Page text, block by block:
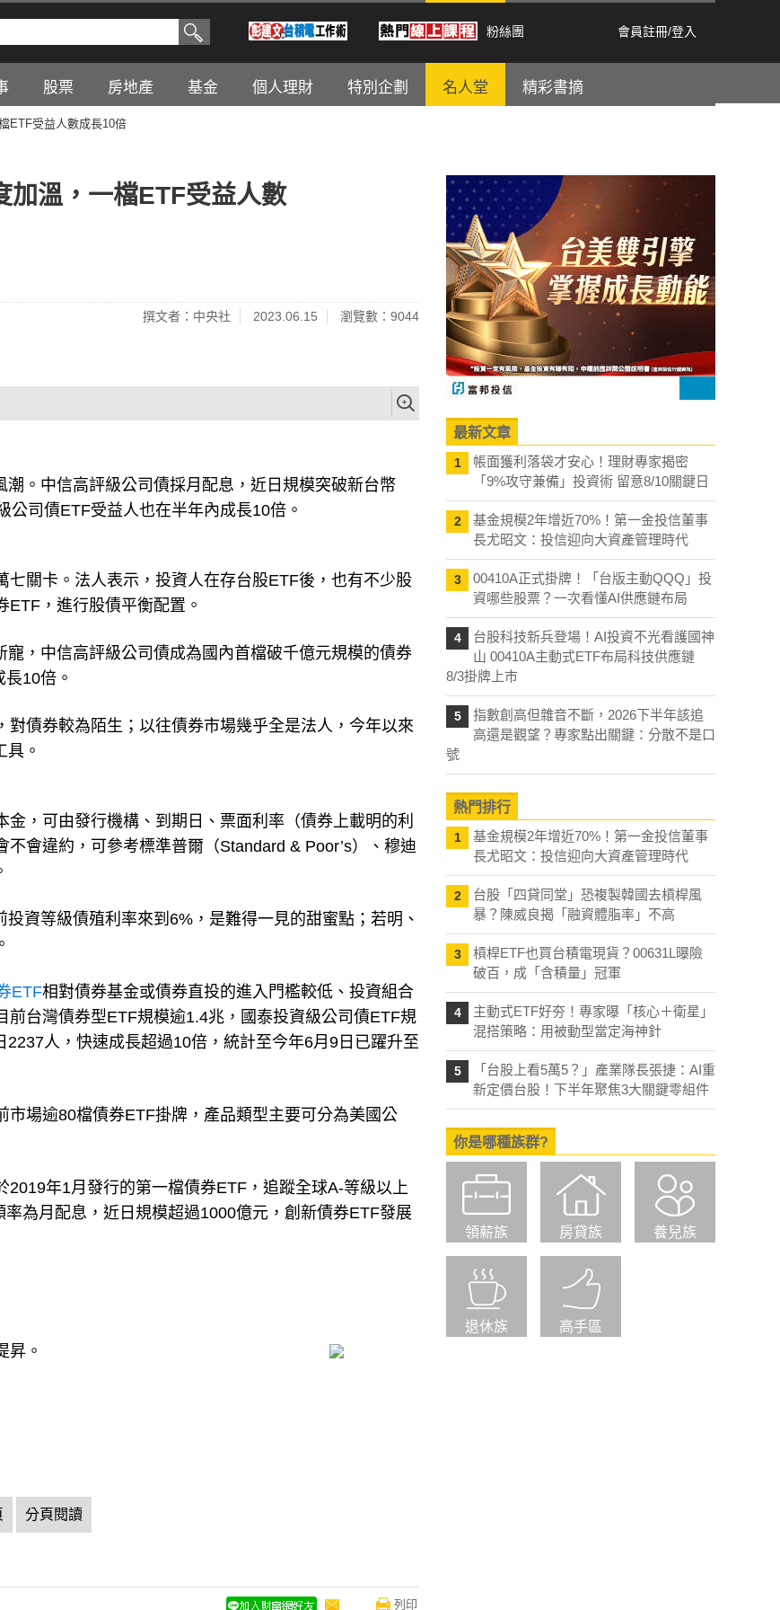
粉絲團 會員註冊/登入
股票 房地產 基金 個人理財 特別企劃 名人堂 精彩書摘
ETF受益人數成長10倍
加溫，一檔ETF受益人數
撰文者：中央社 2023.06.15 瀏覽數：9044
潮。中信高評級公司債採月配息，近日規模突破新台幣
公司債ETF受益人也在半年內成長10倍。
關卡。法人表示，投資人在存台股ETF後，也有不少股
，進行股債平衡配置。
，中信高評級公司債成為國內首檔破千億元規模的債券
10倍。
債券較為陌生；以往債券市場幾乎全是法人，今年以來
。
，可由發行機構、到期日、票面利率（債券上載明的利
會違約，可參考標準普爾（Standard & Poor’s）、穆迪
資等級債殖利率來到6%，是難得一見的甜蜜點；若明、
ETF相對債券基金或債券直投的進入門檻較低、投資組合
台灣債券型ETF規模逾1.4兆，國泰投資級公司債ETF規
人，快速成長超過10倍，統計至今年6月9日已躍升至
場逾80檔債券ETF掛牌，產品類型主要可分為美國公
年1月發行的第一檔債券ETF，追蹤全球A-等級以上
為月配息，近日規模超過1000億元，創新債券ETF發展
昇。
分頁閱讀
列印
最新文章
1
帳面獲利落袋才安心！理財專家揭密
「9%攻守兼備」投資術 留意8/10關鍵日
2
基金規模2年增近70%！第一金投信董事
長尤昭文：投信迎向大資產管理時代
3
00410A正式掛牌！「台版主動QQQ」投
資哪些股票？一次看懂AI供應鏈布局
4
台股科技新兵登場！AI投資不光看護國神
山 00410A主動式ETF布局科技供應鏈
8/3掛牌上市
5
指數創高但雜音不斷，2026下半年該追
高還是觀望？專家點出關鍵：分散不是口
號
熱門排行
1
基金規模2年增近70%！第一金投信董事
長尤昭文：投信迎向大資產管理時代
2
台股「四貸同堂」恐複製韓國去槓桿風
暴？陳威良揭「融資體脂率」不高
3
槓桿ETF也買台積電現貨？00631L曝險
破百，成「含積量」冠軍
4
主動式ETF好夯！專家曝「核心＋衛星」
混搭策略：用被動型當定海神針
5
「台股上看5萬5？」產業隊長張捷：AI重
新定價台股！下半年聚焦3大關鍵零組件
你是哪種族群?
領薪族 房貸族 養兒族
退休族 高手區